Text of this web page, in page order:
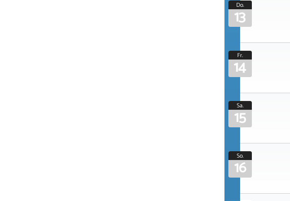
Do.
13
Fr.
14
Sa.
15
So.
16